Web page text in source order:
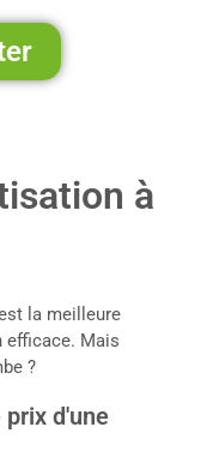
à
la meilleure
efficace. Mais
?
d'une